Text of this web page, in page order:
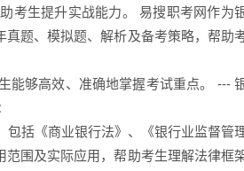
考生提升实战能力。 易搜职考网作为
题、模拟题、解析及备考策略，帮助
能够高效、准确地掌握考试重点。 ---
括《商业银行法》、《银行业监督管
围及实际应用，帮助考生理解法律框